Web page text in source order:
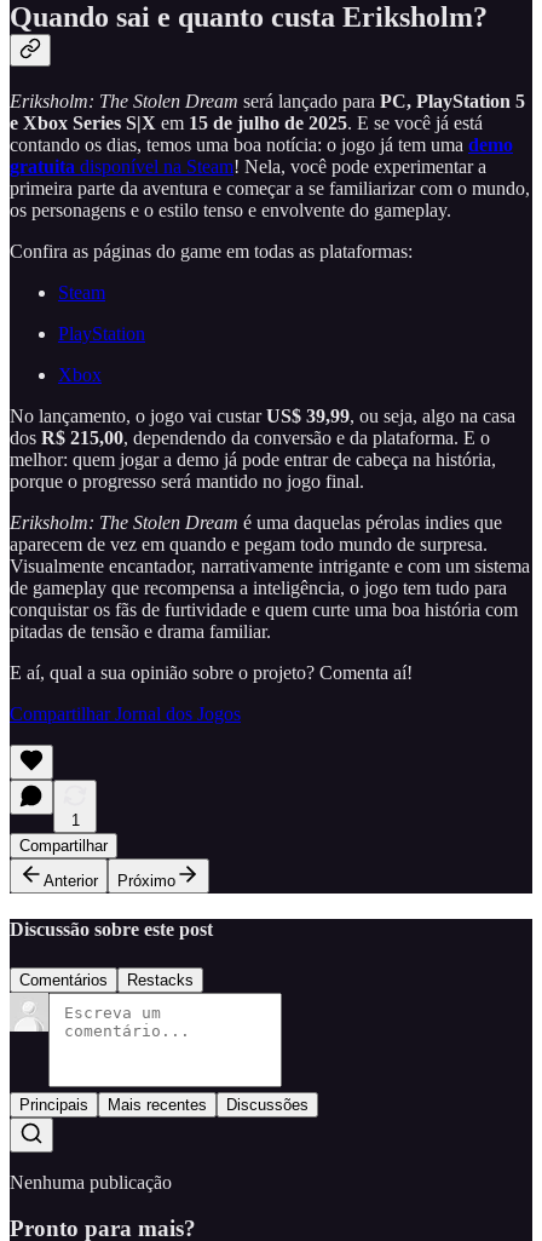
Quando sai e quanto custa Eriksholm?
Eriksholm: The Stolen Dream será lançado para PC, PlayStation 5
e Xbox Series S|X em 15 de julho de 2025. E se você já está
contando os dias, temos uma boa notícia: o jogo já tem uma demo
gratuita disponível na Steam! Nela, você pode experimentar a
primeira parte da aventura e começar a se familiarizar com o mundo,
os personagens e o estilo tenso e envolvente do gameplay.
Confira as páginas do game em todas as plataformas:
Steam
PlayStation
Xbox
No lançamento, o jogo vai custarUS$ 39,99, ou seja, algo na casa
dos R$ 215,00, dependendo da conversão e da plataforma. E o
melhor: quem jogar a demo já pode entrar de cabeça na história,
porque o progresso será mantido no jogo final.
Eriksholm: The Stolen Dream é uma daquelas pérolas indies que
aparecem de vez em quando e pegam todo mundo de surpresa.
Visualmente encantador, narrativamente intrigante e com um sistema
de gameplay que recompensa a inteligência, o jogo tem tudo para
conquistar os fãs de furtividade e quem curte uma boa história com
pitadas de tensão e drama familiar.
E aí, qual a sua opinião sobre o projeto? Comenta aí!
Compartilhar Jornal dos Jogos
1
Compartilhar
Anterior
Próximo
Discussão sobre este post
Comentários Restacks
Principais Mais recentes Discussões
Nenhuma publicação
Pronto para mais?